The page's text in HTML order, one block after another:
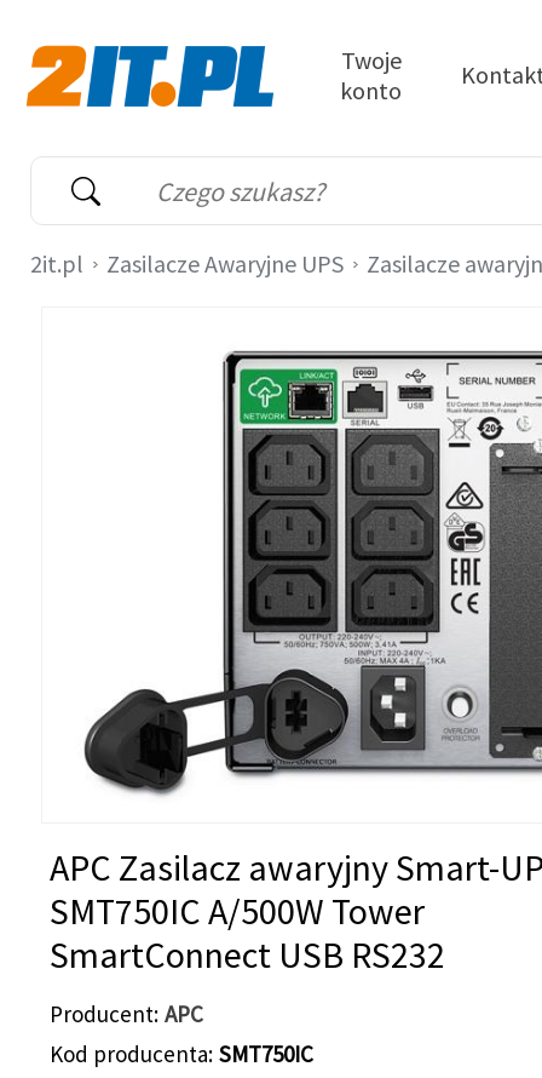
Wyszukiwarka
Słowo kluczowe
Twoje
konto
2it.pl Zasilacze Awaryjne UPS Zasilacze
APC Zasilacz awaryjny Smart-
SMT750IC A/500W Tower
SmartConnect USB RS232
Producent APC
Kod producenta SMT750IC